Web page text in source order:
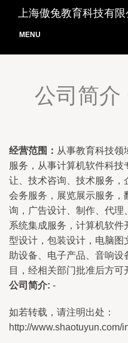
上海傲兔教育科技有限
MENU
公司简介
经营范围： 从事教育科技领
服务，从事计算机软件科
让、技术咨询、技术服务，
会务服务，展览展示服务，
询，广告设计、制作、代理
系统集成服务，计算机软
型设计，包装设计，电脑
助设备、电子产品、音响
目，经相关部门批准后方可
公司简介: -
如若转载，请注明出处：
http://www.shaotuyun.com/